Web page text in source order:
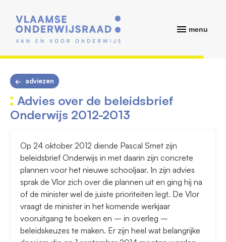
menu
adviezen
Advies over de beleidsbrief
Onderwijs 2012-2013
Op 24 oktober 2012 diende Pascal Smet zijn
beleidsbrief Onderwijs in met daarin zijn concrete
plannen voor het nieuwe schooljaar. In zijn advies
sprak de Vlor zich over die plannen uit en ging hij na
of de minister wel de juiste prioriteiten legt. De Vlor
vraagt de minister in het komende werkjaar
vooruitgang te boeken en – in overleg –
beleidskeuzes te maken. Er zijn heel wat belangrijke